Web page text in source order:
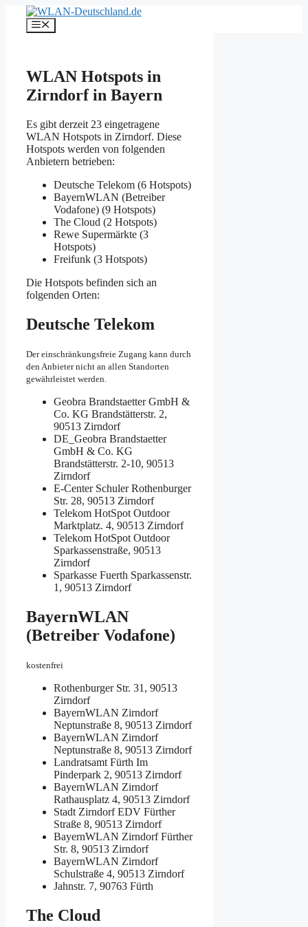
Inhalt
springen
Menü
WLAN Hotspots in
Zirndorf in Bayern
Es gibt derzeit 23 eingetragene
WLAN Hotspots in Zirndorf. Diese
Hotspots werden von folgenden
Anbietern betrieben:
Deutsche Telekom (6 Hotspots)
BayernWLAN (Betreiber
Vodafone) (9 Hotspots)
The Cloud (2 Hotspots)
Rewe Supermärkte (3
Hotspots)
Freifunk (3 Hotspots)
Die Hotspots befinden sich an
folgenden Orten:
Deutsche Telekom
Der einschränkungsfreie Zugang kann durch
den Anbieter nicht an allen Standorten
gewährleistet werden.
Geobra Brandstaetter GmbH &
Co. KG Brandstätterstr. 2,
90513 Zirndorf
DE_Geobra Brandstaetter
GmbH & Co. KG
Brandstätterstr. 2-10, 90513
Zirndorf
E-Center SchulerRothenburger
Str. 28, 90513 Zirndorf
Telekom HotSpot Outdoor
Marktplatz. 4, 90513 Zirndorf
Telekom HotSpot Outdoor
Sparkassenstraße, 90513
Zirndorf
Sparkasse Fuerth Sparkassenstr.
1, 90513 Zirndorf
BayernWLAN
(Betreiber Vodafone)
kostenfrei
Rothenburger Str. 31, 90513
Zirndorf
BayernWLAN Zirndorf
Neptunstraße 8, 90513 Zirndorf
BayernWLAN Zirndorf
Neptunstraße 8, 90513 Zirndorf
Landratsamt Fürth Im
Pinderpark 2, 90513 Zirndorf
BayernWLAN Zirndorf
Rathausplatz 4, 90513 Zirndorf
Stadt Zirndorf EDV Fürther
Straße 8, 90513 Zirndorf
BayernWLAN ZirndorfFürther
Str. 8, 90513 Zirndorf
BayernWLAN Zirndorf
Schulstraße 4, 90513 Zirndorf
Jahnstr. 7, 90763 Fürth
The Cloud